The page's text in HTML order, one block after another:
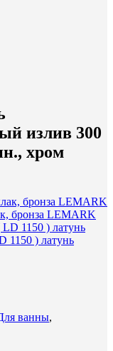
излив 300
хром
бронза LEMARK
1150 ) латунь
ванны,